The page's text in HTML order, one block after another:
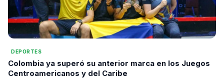
DEPORTES
Colombia ya superó su anterior marca en los Juegos
Centroamericanos y del Caribe